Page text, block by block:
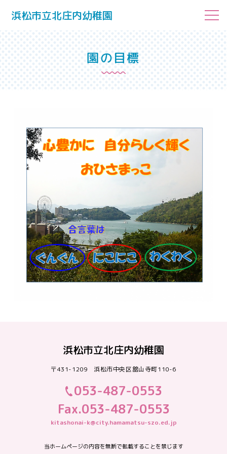
浜松市立北庄内幼稚園
園の目標
浜松市立北庄内幼稚園
〒431-1209 浜松市中央区舘山寺町110-6
053-487-0553
Fax.053-487-0553
kitashonai-k@city.hamamatsu-szo.ed.jp
当ホームページの内容を無断で転載することを禁じます